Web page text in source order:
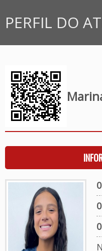
PERFIL DO
0
0
0